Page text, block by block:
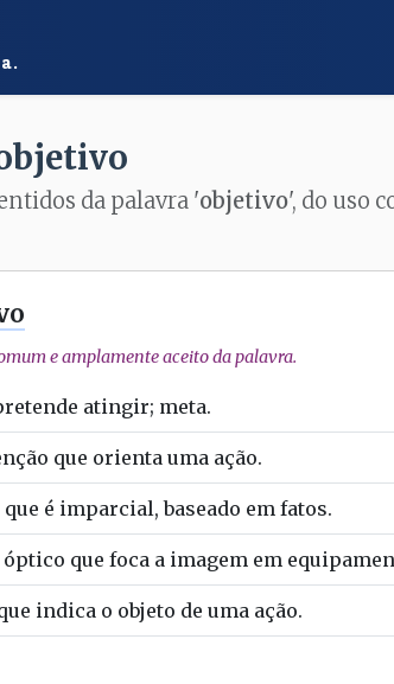
da palavra 'objetivo', do uso
e amplamente aceito da palavra.
atingir; meta.
que orienta uma ação.
é imparcial, baseado em fatos.
que foca a imagem em
indica o objeto de uma ação.